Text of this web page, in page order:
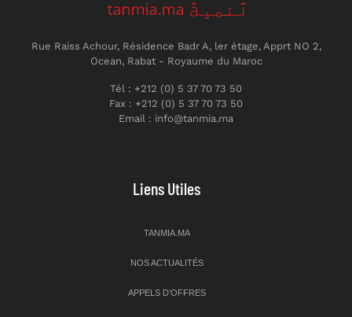
Rue Raiss Achour, Résidence Badr A, ler étage, Apprt NO 2,
Ocean, Rabat - Royaume du Maroc
Tél : +212 (0) 5 37 70 73 50
Fax : +212 (0) 5 37 70 73 50
Email : info@tanmia.ma
Liens Utiles
TANMIA.MA
NOS ACTUALITÉS
APPELS D’OFFRES